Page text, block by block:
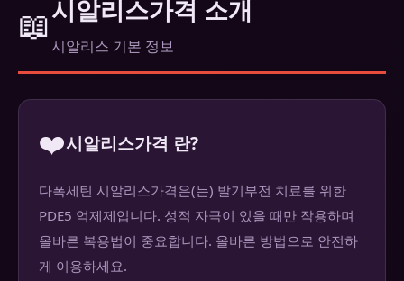
📖시알리스가격 소개
시알리스 기본 정보
❤️시알리스가격 란?
다폭세틴 시알리스가격은(는) 발기부전 치료를 위한
PDE5 억제제입니다. 성적 자극이 있을 때만 작용하며
올바른 복용법이 중요합니다. 올바른 방법으로 안전하
게 이용하세요.